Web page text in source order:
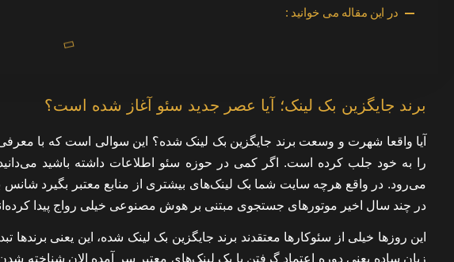
در این مقاله می خوانید :
برند جایگزین بک لینک؛ آیا عصر جدید سئو آغاز شده است؟
آیا واقعا شهرت و وسعت برند جایگزین بک لینک شده؟ این سوالی است که با
را به خود جلب کرده است. اگر کمی در حوزه سئو اطلاعات داشته باشید
می‌رود. در واقع هرچه سایت شما بک لینک‌های بیشتری از منابع معتبر بگیرد
در چند سال اخیر موتورهای جستجوی مبتنی بر هوش مصنوعی خیلی رواج پیدا کرده‌اند
این روزها خیلی از سئوکارها معتقدند برند جایگزین بک لینک شده، این یعنی برندها
زبان ساده یعنی دوره اعتماد گرفتن با بک لینک‌های معتبر سر آمده الان شناخته